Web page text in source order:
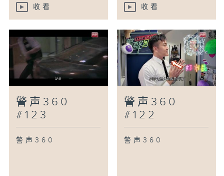
收看 收看
警声360
#123
警声360
警声360
#122
警声360